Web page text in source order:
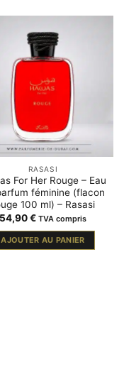
RASASI
For Her Rouge – Eau
féminine (flacon
100 ml) – Rasasi
54,90€ TVA compris
AJOUTER AU PANIER